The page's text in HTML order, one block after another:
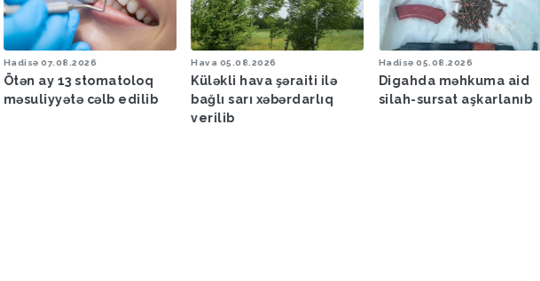
Hadisə 07.08.2026
Ötən ay 13 stomatoloq
məsuliyyətə cəlb edilib
Hava 05.08.2026
Küləkli hava şəraiti ilə
bağlı sarı xəbərdarlıq
verilib
Hadisə 05.08.2026
Digahda məhkuma aid
silah-sursat aşkarlanıb